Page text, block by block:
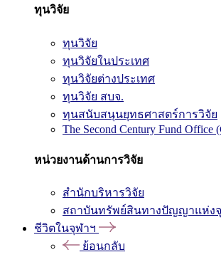
ทุนวิจัย
ทุนวิจัย
ทุนวิจัยในประเทศ
ทุนวิจัยต่างประเทศ
ทุนวิจัย สบจ.
ทุนสนับสนุนยุทธศาสตร์การวิจัย
The Second Century Fund Office
หน่วยงานด้านการวิจัย
สำนักบริหารวิจัย
สถาบันทรัพย์สินทางปัญญาแห่ง
ชีวิตในจุฬาฯ
ย้อนกลับ